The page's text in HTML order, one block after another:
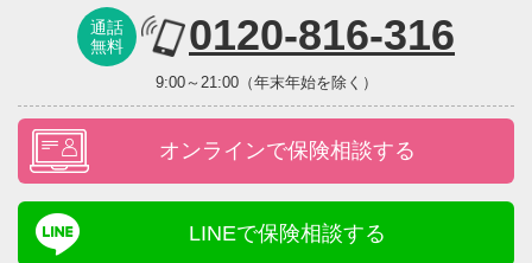
通話
無料
0120-816-316
9:00～21:00（年末年始を除く）
オンラインで保険相談する
LINEで保険相談する